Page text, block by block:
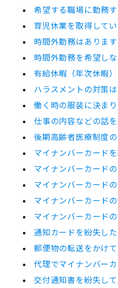
希望する職場に勤務
育児休業を取得して
時間外勤務はあります
時間外勤務を希望し
有給休暇（年次休暇
ハラスメントの対策
働く時の服装に決ま
仕事の内容などの話
後期高齢者医療制度
マイナンバーカード
マイナンバーカード
マイナンバーカード
マイナンバーカード
マイナンバーカード
通知カードを紛失し
郵便物の転送をかけ
代理でマイナンバー
交付通知書を紛失し